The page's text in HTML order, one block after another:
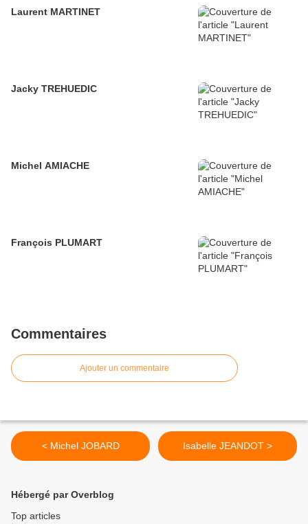
Laurent MARTINET
Jacky TREHUEDIC
Michel AMIACHE
François PLUMART
Commentaires
Ajouter un commentaire
< Michel JOBARD Isabelle JEANDOT >
Hébergé par Overblog
Top articles